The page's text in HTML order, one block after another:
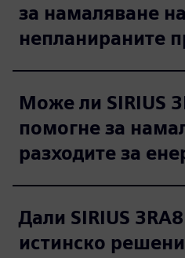
за намаляване на
непланираните
Може ли SIRIUS
помогне за
разходите за
Дали SIRIUS
истинско